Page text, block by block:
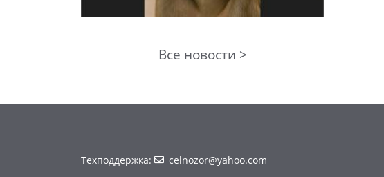
Все новости >
Техподдержка: celnozor@yahoo.com